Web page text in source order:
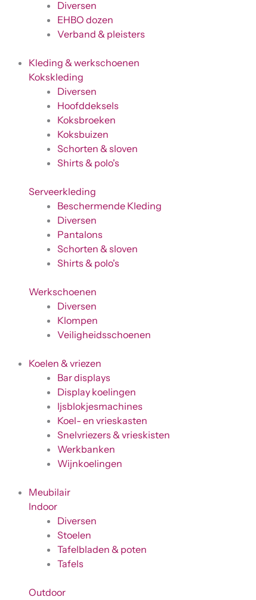
Diversen
EHBO dozen
Verband & pleisters
Kleding & werkschoenen
Kokskleding
Diversen
Hoofddeksels
Koksbroeken
Koksbuizen
Schorten & sloven
Shirts & polo's
Serveerkleding
Beschermende Kleding
Diversen
Pantalons
Schorten & sloven
Shirts & polo's
Werkschoenen
Diversen
Klompen
Veiligheidsschoenen
Koelen & vriezen
Bar displays
Display koelingen
Ijsblokjesmachines
Koel- en vrieskasten
Snelvriezers & vrieskisten
Werkbanken
Wijnkoelingen
Meubilair
Indoor
Diversen
Stoelen
Tafelbladen & poten
Tafels
Outdoor